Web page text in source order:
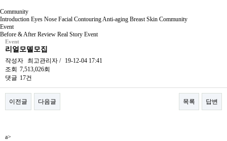
Community
Introduction Eyes Nose Facial ContouringAnti-aging Breast Skin Community
Event
Before & After Review Real Story Event
Event
리얼모델모집
작성자 최고관리자 / 19-12-04 17:41
조회 7,513,026회
댓글 17건
이전글 다음글 목록 답변
a>